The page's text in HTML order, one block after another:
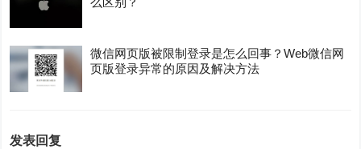
微信网页版被限制登录是怎么回事？Web微信网
页版登录异常的原因及解决方法
发表回复